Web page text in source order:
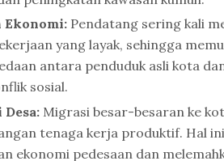
Ekonomi: Pendatang sering kali
yang layak, sehingga
antara penduduk asli kota
sosial.
Migrasi besar-besaran ke
tenaga kerja produktif. Hal
ekonomi pedesaan dan